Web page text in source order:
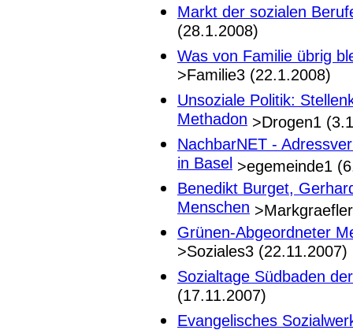
Markt der sozialen
(28.1.2008)
Was von Familie übrig
>Familie3 (22.1.2008)
Unsoziale Politik:
Methadon >Drogen1
NachbarNET -
in Basel >egemeinde1
Benedikt Burget,
Menschen
Grünen-Abgeordneter
>Soziales3 (22.11.2007)
Sozialtage Südbaden
(17.11.2007)
Evangelisches